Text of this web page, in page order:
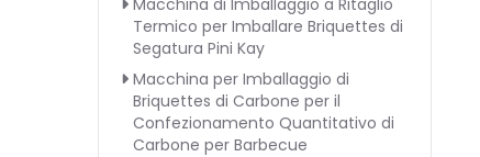
Macchina di Imballaggio a Ritaglio
Termico per Imballare Briquettes di
Segatura Pini Kay
Macchina per Imballaggio di
Briquettes di Carbone per il
Confezionamento Quantitativo di
Carbone per Barbecue